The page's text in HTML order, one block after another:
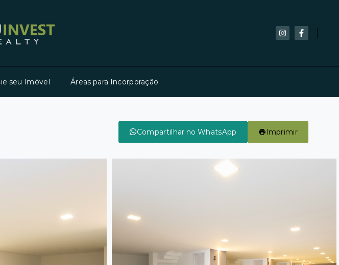
seu Imóvel Áreas para Incorporação
Compartilhar no WhatsApp Imprimir